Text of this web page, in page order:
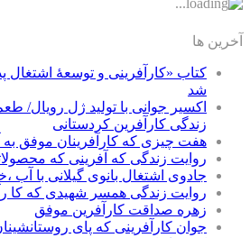
آخرین ها
کتاب «کارآفرینی و توسعۀ اشتغال
شد
اکسیر جوانی با تولید ژل رویال/
زندگی کارآفرین کردستانی
هفت چیزی که کارآفرینان موفق به
روایت زندگی که آفرینی که
جادوی اشتغال بانوی گیلانی با آب
روایت زندگی همسر شهیدی که کا
زهره صداقت کارآفرین موفق
جوان کارآفرینی که پای